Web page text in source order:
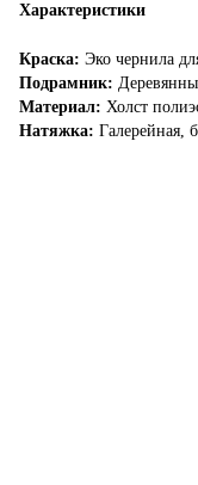
Характеристики
Краска: Эко чернила
Подрамник:
Материал: Холст
Натяжка: Галерейная,